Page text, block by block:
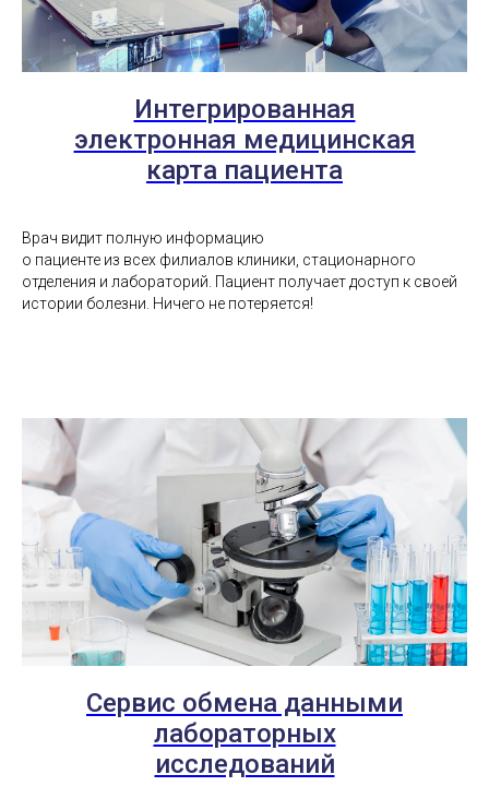
Интегрированная
электронная медицинская
карта пациента
Врач видит полную информацию
о пациенте из всех филиалов клиники, стационарного
отделения и лабораторий. Пациент получает доступ к своей
истории болезни. Ничего не потеряется!
Сервис обмена данными
лабораторных
исследований